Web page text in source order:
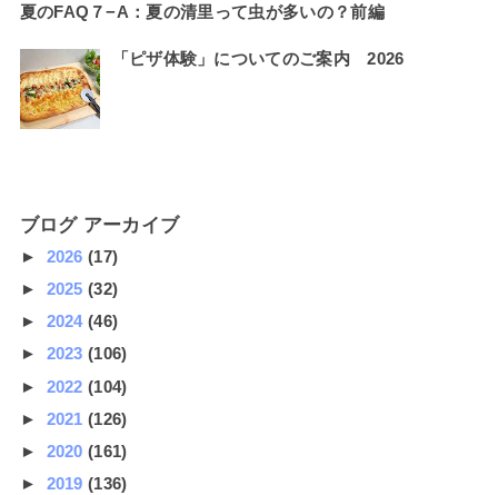
夏のFAQ７−A：夏の清里って虫が多いの？前編
「ピザ体験」についてのご案内 2026
ブログ アーカイブ
► 2026(17)
► 2025(32)
► 2024(46)
► 2023(106)
► 2022(104)
► 2021(126)
► 2020(161)
► 2019(136)